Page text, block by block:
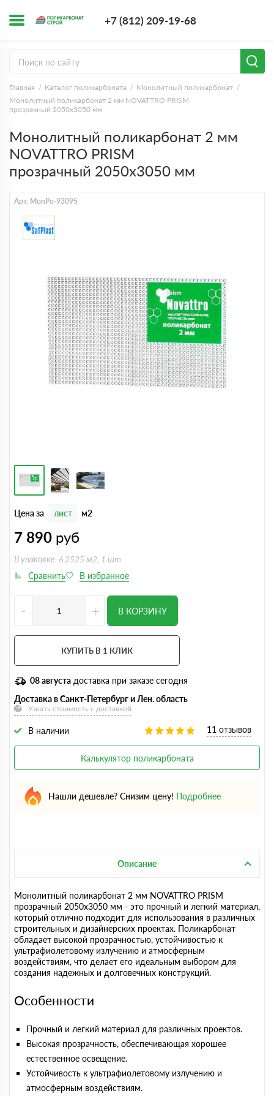
+7 (812) 209-19-68
Главная Каталог поликарбоната
Монолитный поликарбонат
Монолитный поликарбонат 2 мм NOVATTRO PRISM
прозрачный 2050х3050 мм
Монолитный поликарбонат 2 мм
NOVATTRO PRISM
прозрачный 2050х3050 мм
Арт. MonPo-93095
Цена за лист м2
7 890 руб
В упаковке: 6.2525 м2, 1 шт
- + В КОРЗИНУ
КУПИТЬ В 1 КЛИК
08 августа доставка при заказе сегодня
Доставка в Санкт-Петербург и Лен. область
Узнать стоимость с доставкой
В наличии 11 отзывов
Калькулятор поликарбоната
Нашли дешевле? Снизим цену! Подробнее
Описание
Монолитный поликарбонат 2 мм NOVATTRO PRISM
прозрачный 2050х3050 мм - это прочный и легкий материал,
который отлично подходит для использования в различных
строительных и дизайнерских проектах. Поликарбонат
обладает высокой прозрачностью, устойчивостью к
ультрафиолетовому излучению и атмосферным
воздействиям, что делает его идеальным выбором для
создания надежных и долговечных конструкций.
Особенности
Прочный и легкий материал для различных проектов.
Высокая прозрачность, обеспечивающая хорошее
естественное освещение.
Устойчивость к ультрафиолетовому излучению и
атмосферным воздействиям.